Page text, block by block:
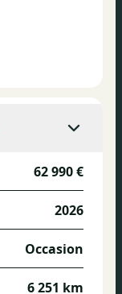
62 990 €
2026
Occasion
6 251 km